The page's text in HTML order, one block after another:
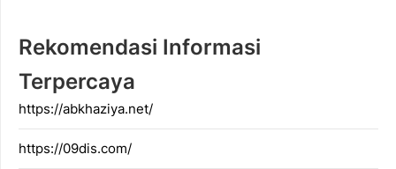
Rekomendasi Informasi
Terpercaya
https://abkhaziya.net/
https://09dis.com/